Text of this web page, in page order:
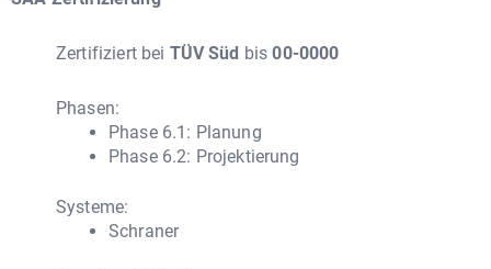
Zertifiziert bei TÜV Süd bis00-0000
Phasen:
Phase 6.1: Planung
Phase 6.2: Projektierung
Systeme:
Schraner